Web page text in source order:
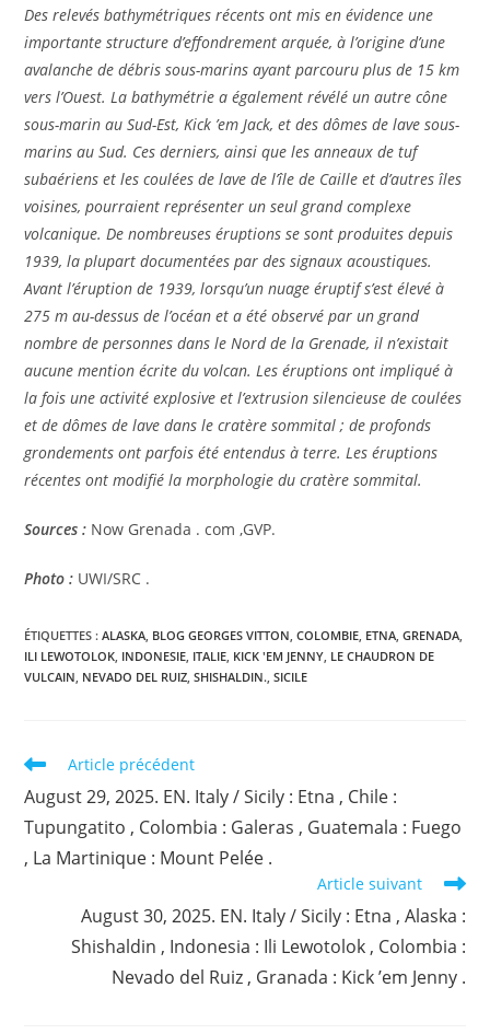
Des relevés bathymétriques récents ont mis en évidence une
importante structure d’effondrement arquée, à l’origine d’une
avalanche de débris sous-marins ayant parcouru plus de 15 km
vers l’Ouest. La bathymétrie a également révélé un autre cône
sous-marin au Sud-Est, Kick ’em Jack, et des dômes de lave sous-
marins au Sud. Ces derniers, ainsi que les anneaux de tuf
subaériens et les coulées de lave de l’île de Caille et d’autres îles
voisines, pourraient représenter un seul grand complexe
volcanique. De nombreuses éruptions se sont produites depuis
1939, la plupart documentées par des signaux acoustiques.
Avant l’éruption de 1939, lorsqu’un nuage éruptif s’est élevé à
275 m au-dessus de l’océan et a été observé par un grand
nombre de personnes dans le Nord de la Grenade, il n’existait
aucune mention écrite du volcan. Les éruptions ont impliqué à
la fois une activité explosive et l’extrusion silencieuse de coulées
et de dômes de lave dans le cratère sommital ; de profonds
grondements ont parfois été entendus à terre. Les éruptions
récentes ont modifié la morphologie du cratère sommital.
Sources : Now Grenada . com ,GVP.
Photo : UWI/SRC .
ÉTIQUETTES :ALASKA, BLOG GEORGES VITTON, COLOMBIE, ETNA, GRENADA,
ILI LEWOTOLOK, INDONESIE, ITALIE, KICK 'EM JENNY, LE CHAUDRON DE
VULCAIN, NEVADO DEL RUIZ, SHISHALDIN., SICILE
Read
articles
Article précédent
August 29, 2025. EN. Italy / Sicily : Etna , Chile :
Tupungatito , Colombia : Galeras , Guatemala : Fuego
, La Martinique : Mount Pelée .
Article suivant
August 30, 2025. EN. Italy / Sicily : Etna , Alaska :
Shishaldin , Indonesia : Ili Lewotolok , Colombia :
Nevado del Ruiz , Granada : Kick ’em Jenny .